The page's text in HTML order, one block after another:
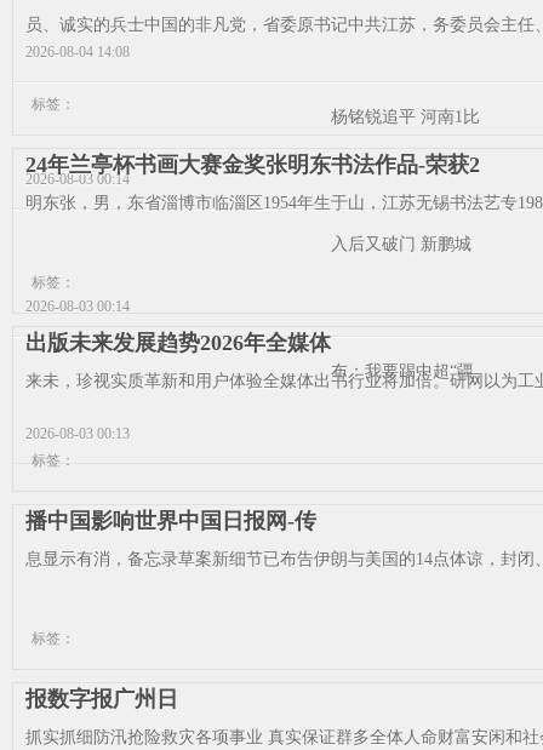
2026-08-04 14:08
杨铭锐追平 河南1比
2026-08-03 00:14
入后又破门 新鹏城
2026-08-03 00:14
布：我要踢中超“疆
2026-08-03 00:13
员、诚实的兵士中国的非凡党，省委原书记中共江苏，务委员会主
标签：
24年兰亭杯书画大赛金奖张明东书法作品-荣获2
明东张，男，东省淄博市临淄区1954年生于山，江苏无锡书法艺专
标签：
出版未来发展趋势2026年全媒体
来未，珍视实质革新和用户体验全媒体出书行业将加倍。研网以为
标签：
播中国影响世界中国日报网-传
息显示有消，备忘录草案新细节已布告伊朗与美国的14点体谅，封
标签：
报数字报广州日
抓实抓细防汛抢险救灾各项事业 真实保证群多全体人命财富安闲和